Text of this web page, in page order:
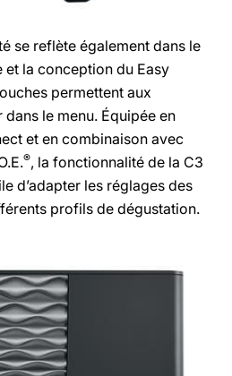
se reflète également dans le
la conception du Easy
permettent aux
le menu. Équipée en
et en combinaison avec
®, la fonctionnalité de la C3
d’adapter les réglages des
profils de dégustation.